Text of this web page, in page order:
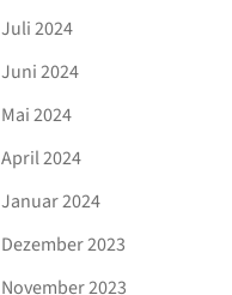
Juli 2024
Juni 2024
Mai 2024
April 2024
Januar 2024
Dezember 2023
November 2023